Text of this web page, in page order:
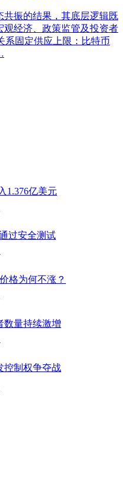
共振的结果，其底层逻辑既
经济、政策监管及投资者
系固定供应上限：比特币
1.376亿美元
过安全测试
格为何不涨？
数量持续激增
控制权争夺战